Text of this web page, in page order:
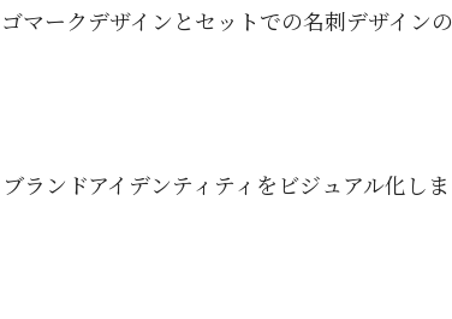
マークデザインとセットでの名刺デザインの
ンドアイデンティティをビジュアル化しま